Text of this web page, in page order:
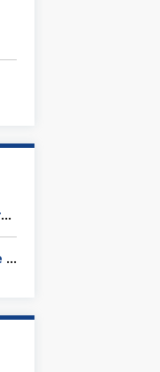
ReaConverter Pro 8.0.212 Full Version Download – Batch Convert Gambar Super Cepat
Download MediaHuman YouTube Downloader 3.9.19 (1803) Full Activation